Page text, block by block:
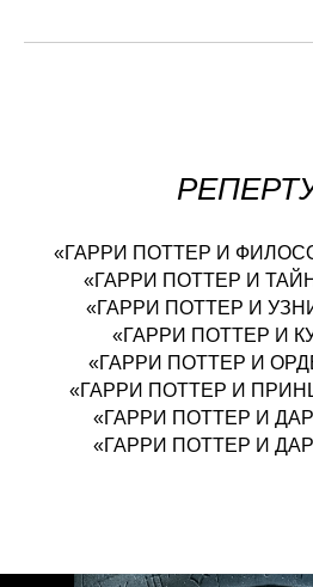
«ГАРРИ ПОТТЕР И
«ГАРРИ ПОТТЕР И
«ГАРРИ ПОТТЕР И
«ГАРРИ ПОТТЕР И
«ГАРРИ ПОТТЕР И
«ГАРРИ ПОТТЕР И
«ГАРРИ ПОТТЕР И
«ГАРРИ ПОТТЕР И